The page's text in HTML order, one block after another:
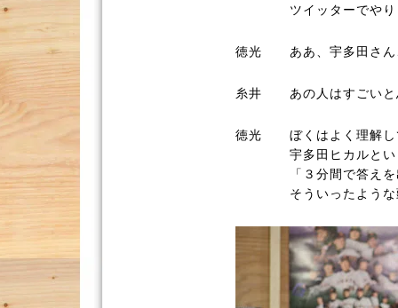
ツイッターでや
徳光 ああ、宇多田さ
糸井 あの人はすごい
徳光
ぼくはよく理解
宇多田ヒカルと
「３分間で答え
そういったよう